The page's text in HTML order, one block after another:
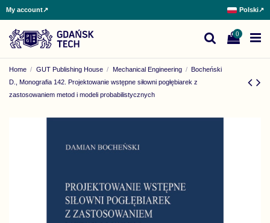
My account↗ Polski↗
0
Home GUT Publishing House Mechanical Engineering
Bocheński
D., Monografia 142. Projektowanie wstępne siłowni pogłębiarek z
zastosowaniem metod i modeli probabilistycznych